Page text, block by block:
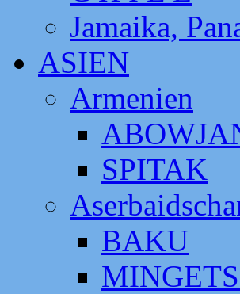
Jamaika,
ASIEN
Armenien
SPITAK
BAKU